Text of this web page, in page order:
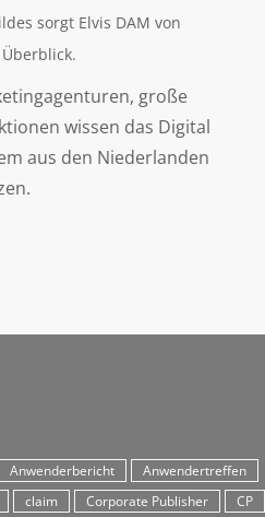
sorgt Elvis DAM von
große
wissen das Digital
aus den Niederlanden
Anwenderbericht
Anwendertreffen
claim Corporate Publisher
CP